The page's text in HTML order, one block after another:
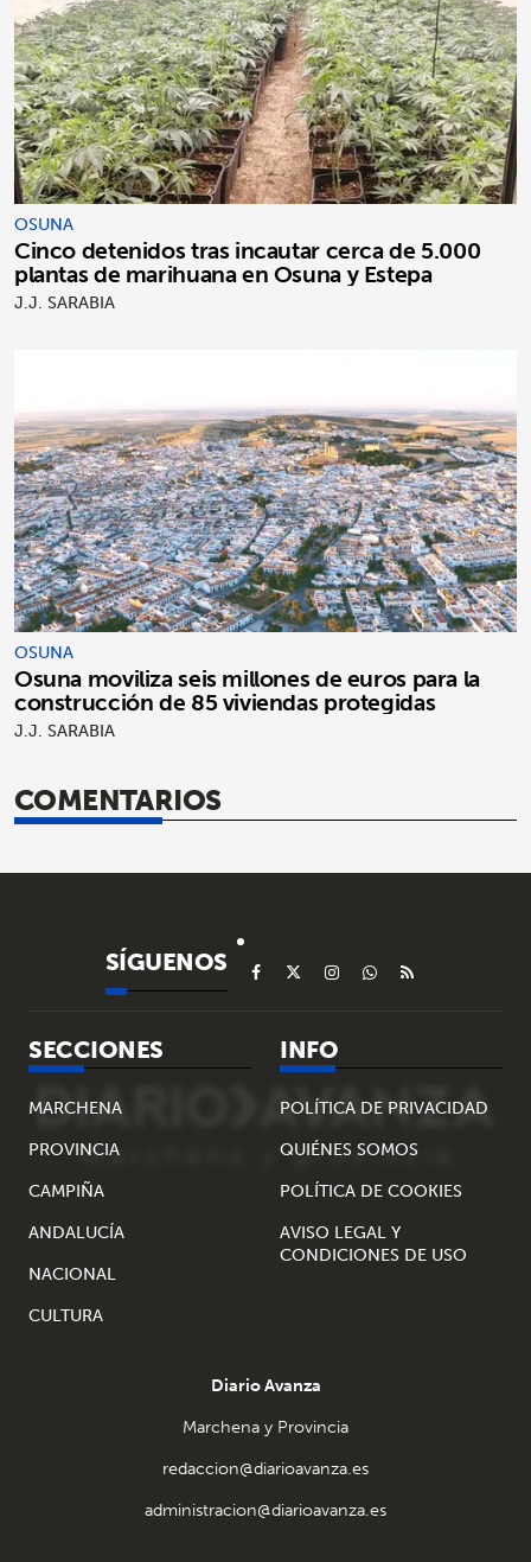
OSUNA
Cinco detenidos tras incautar cerca de 5.000
plantas de marihuana en Osuna y Estepa
J.J. SARABIA
OSUNA
Osuna moviliza seis millones de euros para la
construcción de 85 viviendas protegidas
J.J. SARABIA
COMENTARIOS
SÍGUENOS
SECCIONES
MARCHENA
PROVINCIA
CAMPIÑA
ANDALUCÍA
NACIONAL
CULTURA
INFO
POLÍTICA DE PRIVACIDAD
QUIÉNES SOMOS
POLÍTICA DE COOKIES
AVISO LEGAL Y
CONDICIONES DE USO
Diario Avanza
Marchena y Provincia
redaccion@diarioavanza.es
administracion@diarioavanza.es